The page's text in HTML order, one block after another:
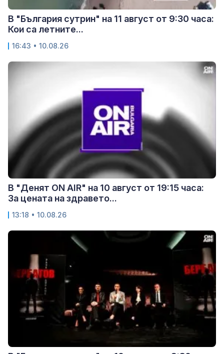
В "България сутрин" на 11 август от 9:30 часа:
Кои са летните...
16:43 • 10.08.26
В "Денят ON AIR" на 10 август от 19:15 часа:
За цената на здравето...
13:18 • 10.08.26